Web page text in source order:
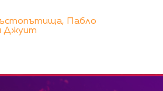
Пабло
Джуит